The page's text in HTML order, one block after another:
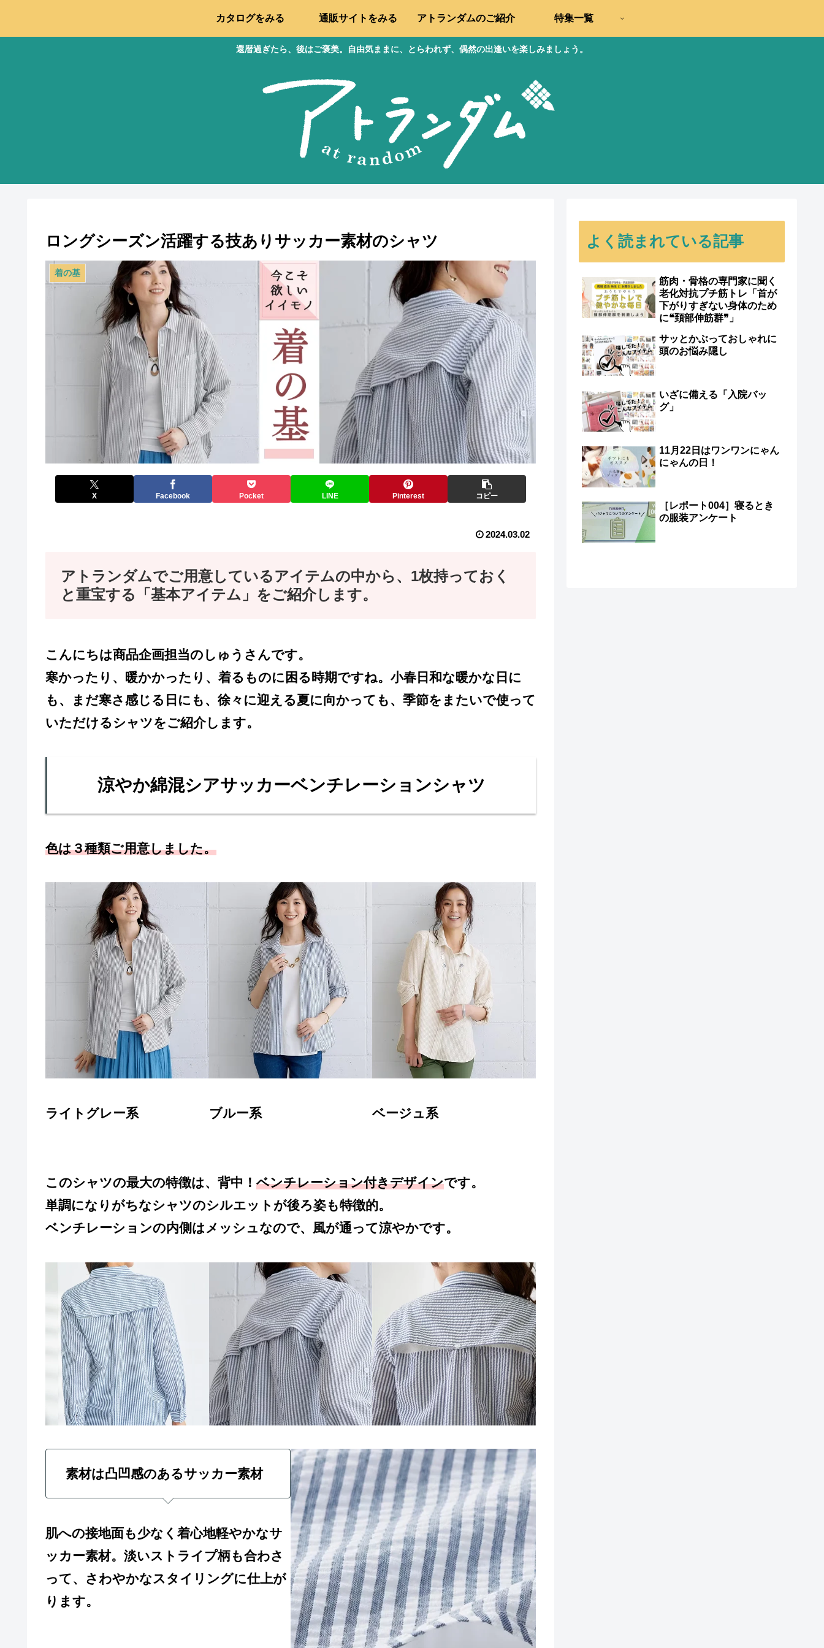
還暦過ぎたら、後はご褒美。自由気ままに、とらわれず、偶然の出逢いを楽しみましょう。
カタログをみる 通販サイトをみる アトランダムのご紹介 特集一覧
ロングシーズン活躍する技ありサッカー素材のシャツ
着の基
X Facebook Pocket LINE Pinterest コピー
2024.03.02
アトランダムでご用意しているアイテムの中から、1枚持っておく
と重宝する「基本アイテム」をご紹介します。
こんにちは商品企画担当のしゅうさんです。
寒かったり、暖かかったり、着るものに困る時期ですね。小春日和な暖かな日に
も、まだ寒さ感じる日にも、徐々に迎える夏に向かっても、季節をまたいで使って
いただけるシャツをご紹介します。
涼やか綿混シアサッカーベンチレーションシャツ
色は３種類ご用意しました。
ライトグレー系 ブルー系 ベージュ系
このシャツの最大の特徴は、背中！ ベンチレーション付きデザインです。
単調になりがちなシャツのシルエットが後ろ姿も特徴的。
ベンチレーションの内側はメッシュなので、風が通って涼やかです。
素材は凸凹感のあるサッカー素材
肌への接地面も少なく着心地軽やかなサ
ッカー素材。淡いストライプ柄も合わさ
って、さわやかなスタイリングに仕上が
ります。
よく読まれている記事
筋肉・骨格の専門家に聞く
老化対抗プチ筋トレ「首が
下がりすぎない身体のため
に❝頚部伸筋群❞」
サッとかぶっておしゃれに
頭のお悩み隠し
いざに備える「入院バッ
グ」
11月22日はワンワンにゃん
にゃんの日！
［レポート004］寝るとき
の服装アンケート